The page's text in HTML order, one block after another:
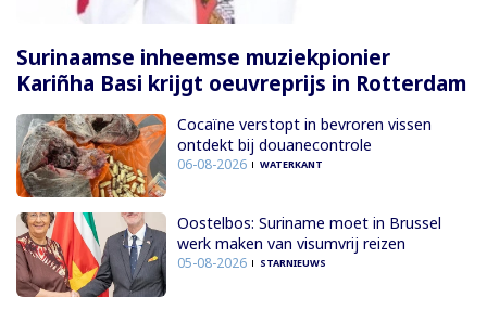
Surinaamse inheemse muziekpionier
Kariñha Basi krijgt oeuvreprijs in Rotterdam
Cocaïne verstopt in bevroren vissen
ontdekt bij douanecontrole
06-08-2026 WATERKANT
Oostelbos: Suriname moet in Brussel
werk maken van visumvrij reizen
05-08-2026 STARNIEUWS